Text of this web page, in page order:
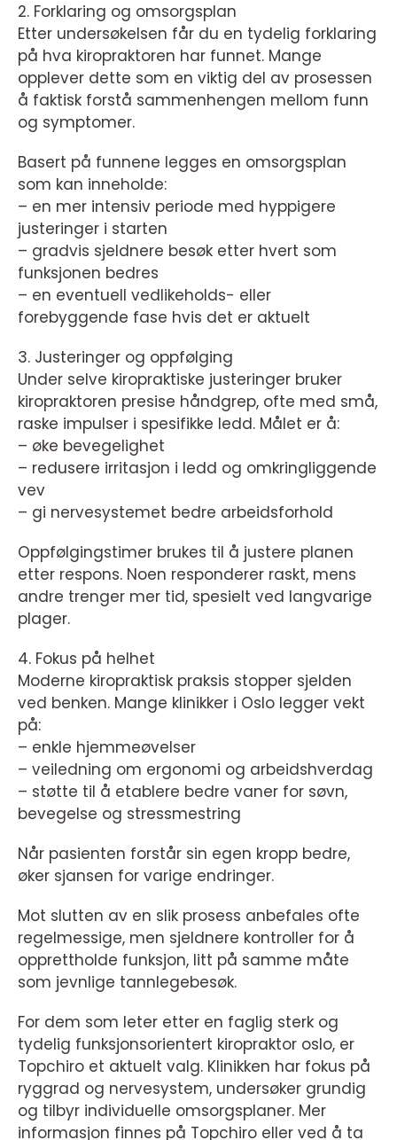
2. Forklaring og omsorgsplan
Etter undersøkelsen får du en tydelig forklaring
på hva kiropraktoren har funnet. Mange
opplever dette som en viktig del av prosessen
å faktisk forstå sammenhengen mellom funn
og symptomer.
Basert på funnene legges en omsorgsplan
som kan inneholde:
– en mer intensiv periode med hyppigere
justeringer i starten
– gradvis sjeldnere besøk etter hvert som
funksjonen bedres
– en eventuell vedlikeholds- eller
forebyggende fase hvis det er aktuelt
3. Justeringer og oppfølging
Under selve kiropraktiske justeringer bruker
kiropraktoren presise håndgrep, ofte med små,
raske impulser i spesifikke ledd. Målet er å:
– øke bevegelighet
– redusere irritasjon i ledd og omkringliggende
vev
– gi nervesystemet bedre arbeidsforhold
Oppfølgingstimer brukes til å justere planen
etter respons. Noen responderer raskt, mens
andre trenger mer tid, spesielt ved langvarige
plager.
4. Fokus på helhet
Moderne kiropraktisk praksis stopper sjelden
ved benken. Mange klinikker i Oslo legger vekt
på:
– enkle hjemmeøvelser
– veiledning om ergonomi og arbeidshverdag
– støtte til å etablere bedre vaner for søvn,
bevegelse og stressmestring
Når pasienten forstår sin egen kropp bedre,
øker sjansen for varige endringer.
Mot slutten av en slik prosess anbefales ofte
regelmessige, men sjeldnere kontroller for å
opprettholde funksjon, litt på samme måte
som jevnlige tannlegebesøk.
For dem som leter etter en faglig sterk og
tydelig funksjonsorientert kiropraktor oslo, er
Topchiro et aktuelt valg. Klinikken har fokus på
ryggrad og nervesystem, undersøker grundig
og tilbyr individuelle omsorgsplaner. Mer
informasjon finnes på Topchiro eller ved å ta